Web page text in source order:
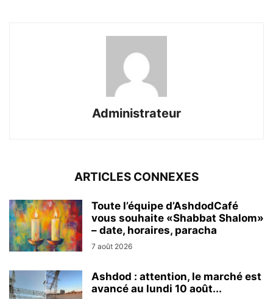
Administrateur
ARTICLES CONNEXES
Toute l’équipe d’AshdodCafé
vous souhaite «Shabbat Shalom»
– date, horaires, paracha
7 août 2026
Ashdod : attention, le marché est
avancé au lundi 10 août...